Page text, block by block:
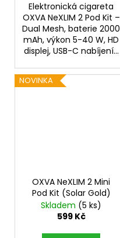
Elektronická cigareta
OXVA NeXLIM 2 Pod Kit –
Dual Mesh, baterie 2000
mAh, výkon 5-40 W, HD
displej, USB-C nabíjení...
NOVINKA
OXVA NeXLIM 2 Mini
Pod Kit (Solar Gold)
Skladem (5 ks)
599 Kč